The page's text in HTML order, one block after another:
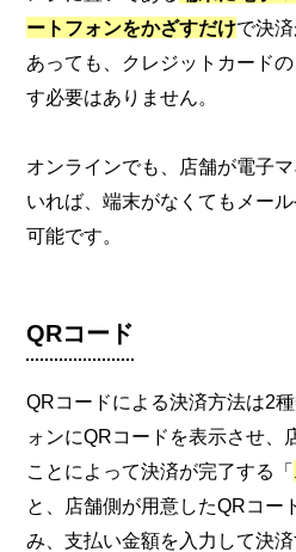
ートフォンをかざすだけで決
あっても、クレジットカード
す必要はありません。
オンラインでも、店舗が電子
いれば、端末がなくてもメー
可能です。
QRコード
QRコードによる決済方法は2
ォンにQRコードを表示させ、
ことによって決済が完了する「
と、店舗側が用意したQRコー
み、支払い金額を入力して決